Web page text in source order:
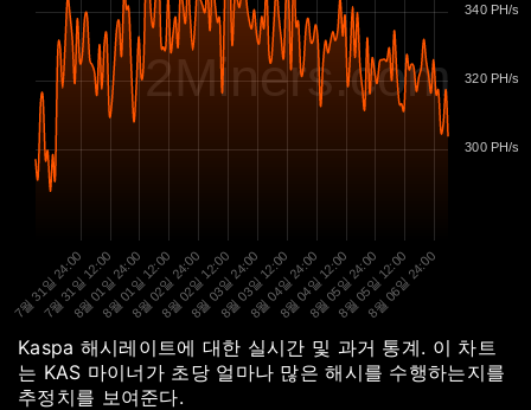
2Miners.com
7월 31일 24:00
7월 31일 12:00
8월 01일 24:00
8월 01일 12:00
8월 02일 24:00
8월 02일 12:00
8월 03일 24:00
8월 03일 12:00
8월 04일 24:00
8월 04일 12:00
8월 05일 24:00
8월 05일 12:00
8월 06일 24:00
300 PH/s
320 PH/s
340 PH/s
Kaspa 해시레이트에 대한 실시간 및 과거 통계. 이 차트
는 KAS 마이너가 초당 얼마나 많은 해시를 수행하는지를
추정치를 보여준다.